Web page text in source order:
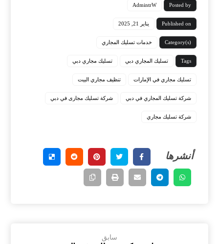
Posted by
AdmintrW
Published on يناير 21, 2025
Category(s) خدمات تسليك المجاري
Tags تسليك المجاري دبي تسليك مجاري دبي
تسليك مجاري في الإمارات تنظيف مجاري البيت
شركة تسليك المجاري في دبي شركة تسليك مجارى في دبي
شركة تسليك مجاري
سابق